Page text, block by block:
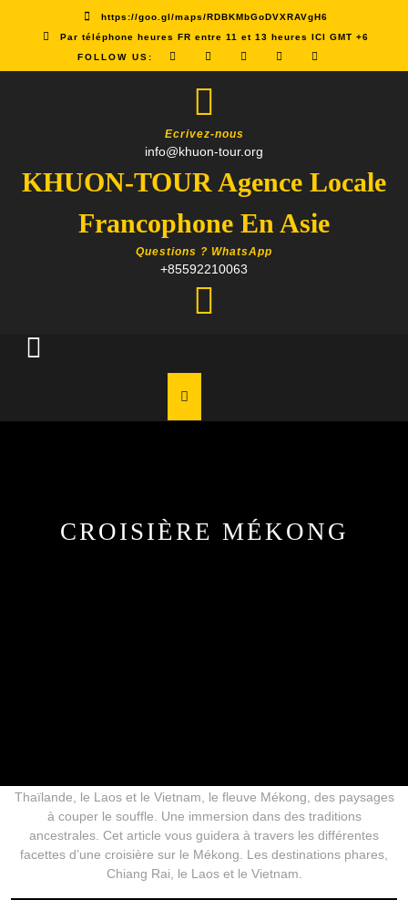
https://goo.gl/maps/RDBKMbGoDVXRAVgH6
Par téléphone heures FR entre 11 et 13 heures ICI GMT +6
FOLLOW US:
Ecrivez-nous
info@khuon-tour.org
KHUON-TOUR Agence Locale
Francophone En Asie
Questions ? WhatsApp
+85592210063
Button
CROISIÈRE MÉKONG
Thaïlande, le Laos et le Vietnam, le fleuve Mékong, des paysages
à couper le souffle. Une immersion dans des traditions
ancestrales. Cet article vous guidera à travers les différentes
facettes d’une croisière sur le Mékong. Les destinations phares,
Chiang Rai, le Laos et le Vietnam.